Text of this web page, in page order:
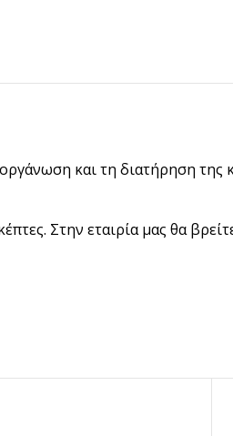
και τη διατήρηση της
Στην εταιρία μας θα